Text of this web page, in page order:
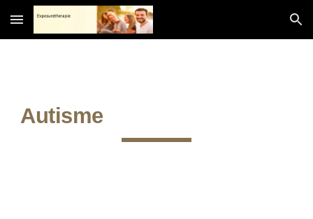
Skip to main content Skip to navigation
Autisme